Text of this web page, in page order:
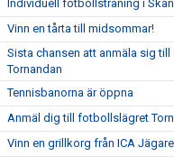
Individuell fotbollsträning i
Vinn en tårta till midsommar!
Sista chansen att anmäla sig
Tornandan
Tennisbanorna är öppna
Anmäl dig till fotbollslägret
Vinn en grillkorg från ICA